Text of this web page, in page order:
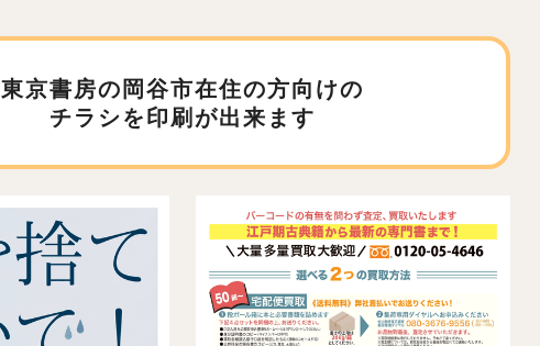
東京書房の岡谷市在住の方向けの
チラシを印刷が出来ます